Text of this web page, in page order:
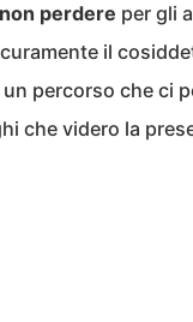
perdere per gli
il
un percorso che ci
che videro la